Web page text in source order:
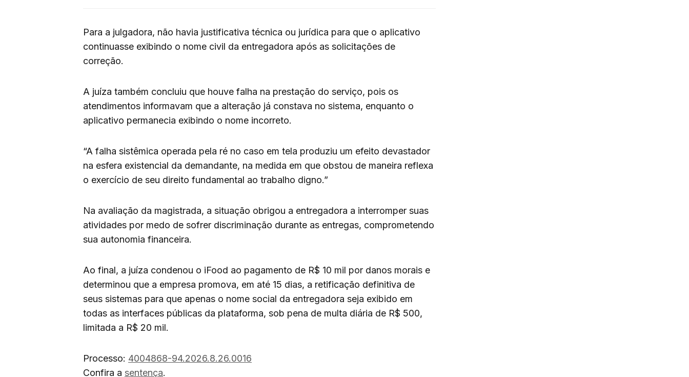
Para a julgadora, não havia justificativa técnica ou jurídica para que o aplicativo
continuasse exibindo o nome civil da entregadora após as solicitações de
correção.
A juíza também concluiu que houve falha na prestação do serviço, pois os
atendimentos informavam que a alteração já constava no sistema, enquanto o
aplicativo permanecia exibindo o nome incorreto.
“A falha sistêmica operada pela ré no caso em tela produziu um efeito devastador
na esfera existencial da demandante, na medida em que obstou de maneira reflexa
o exercício de seu direito fundamental ao trabalho digno.”
Na avaliação da magistrada, a situação obrigou a entregadora a interromper suas
atividades por medo de sofrer discriminação durante as entregas, comprometendo
sua autonomia financeira.
Ao final, a juíza condenou o iFood ao pagamento de R$ 10 mil por danos morais e
determinou que a empresa promova, em até 15 dias, a retificação definitiva de
seus sistemas para que apenas o nome social da entregadora seja exibido em
todas as interfaces públicas da plataforma, sob pena de multa diária de R$ 500,
limitada a R$ 20 mil.
Processo: 4004868-94.2026.8.26.0016
Confira a sentença.